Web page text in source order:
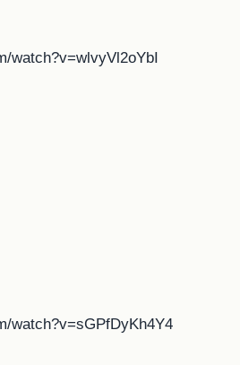
watch?v=wlvyVl2oYbI
watch?v=sGPfDyKh4Y4